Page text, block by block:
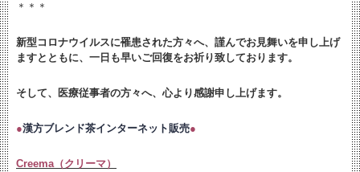
＊＊＊
新型コロナウイルスに罹患された方々へ、謹んでお見舞いを申し上げ
ますとともに、 一日も早いご回復をお祈り致しております。
そして、医療従事者の方々へ、心より感謝申し上げます。
●漢方ブレンド茶インターネット販売●
Creema（クリーマ）